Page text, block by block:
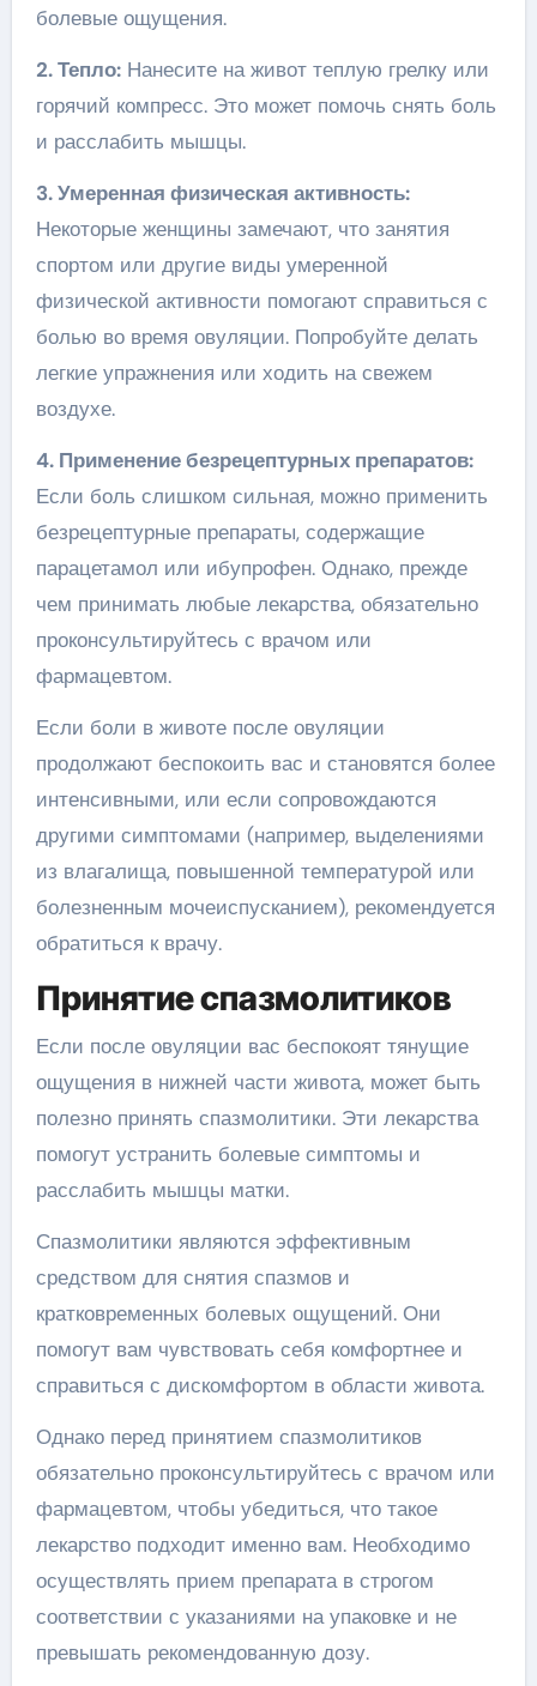
болевые ощущения.
2. Тепло:Нанесите на живот теплую грелку или
горячий компресс. Это может помочь снять боль
и расслабить мышцы.
3. Умеренная физическая активность:
Некоторые женщины замечают, что занятия
спортом или другие виды умеренной
физической активности помогают справиться с
болью во время овуляции. Попробуйте делать
легкие упражнения или ходить на свежем
воздухе.
4. Применение безрецептурных препаратов:
Если боль слишком сильная, можно применить
безрецептурные препараты, содержащие
парацетамол или ибупрофен. Однако, прежде
чем принимать любые лекарства, обязательно
проконсультируйтесь с врачом или
фармацевтом.
Если боли в животе после овуляции
продолжают беспокоить вас и становятся более
интенсивными, или если сопровождаются
другими симптомами (например, выделениями
из влагалища, повышенной температурой или
болезненным мочеиспусканием), рекомендуется
обратиться к врачу.
Принятие спазмолитиков
Если после овуляции вас беспокоят тянущие
ощущения в нижней части живота, может быть
полезно принять спазмолитики. Эти лекарства
помогут устранить болевые симптомы и
расслабить мышцы матки.
Спазмолитики являются эффективным
средством для снятия спазмов и
кратковременных болевых ощущений. Они
помогут вам чувствовать себя комфортнее и
справиться с дискомфортом в области живота.
Однако перед принятием спазмолитиков
обязательно проконсультируйтесь с врачом или
фармацевтом, чтобы убедиться, что такое
лекарство подходит именно вам. Необходимо
осуществлять прием препарата в строгом
соответствии с указаниями на упаковке и не
превышать рекомендованную дозу.